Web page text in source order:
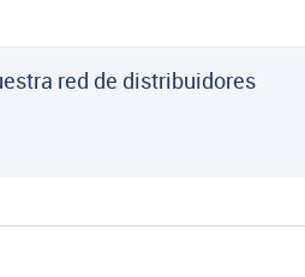
red de distribuidores